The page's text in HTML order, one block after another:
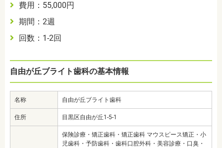
費用：55,000円
期間：2週
回数：1‐2回
自由が丘ブライト歯科の基本情報
名称 自由が丘ブライト歯科
住所 目黒区自由が丘1-5-1
保険診療・矯正歯科・矯正歯科 マウスピース矯正・小
児歯科・予防歯科・歯科口腔外科・美容診療・口臭・